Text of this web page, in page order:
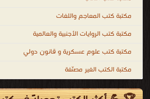
[ 48 كتاب/كتب ]
كتب الوسائط